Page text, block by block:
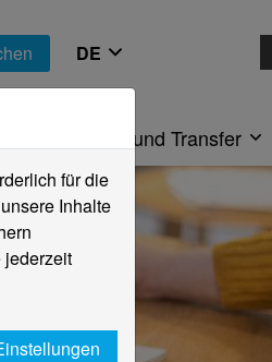
Forschung und Transfer
für die
Inhalte
jederzeit